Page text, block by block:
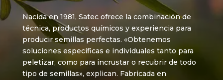
Nacida en 1981, Satec ofrece la combinación de
técnica, productos químicos y experiencia para
producir semillas perfectas. «Obtenemos
soluciones específicas e individuales tanto para
peletizar, como para incrustar o recubrir de todo
tipo de semillas», explican. Fabricada en